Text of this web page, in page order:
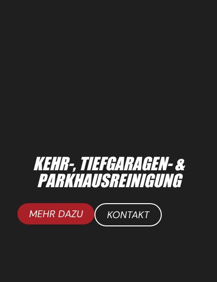
KEHR-, TIEFGARAGEN- &
PARKHAUSREINIGUNG
MEHR DAZU KONTAKT